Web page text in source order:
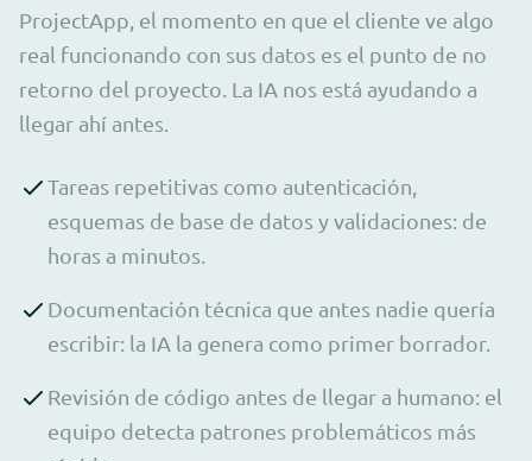
ProjectApp, el momento en que el cliente ve algo
real funcionando con sus datos es el punto de no
retorno del proyecto. La IA nos está ayudando a
llegar ahí antes.
Tareas repetitivas como autenticación,
esquemas de base de datos y validaciones: de
horas a minutos.
Documentación técnica que antes nadie quería
escribir: la IA la genera como primer borrador.
Revisión de código antes de llegar a humano: el
equipo detecta patrones problemáticos más